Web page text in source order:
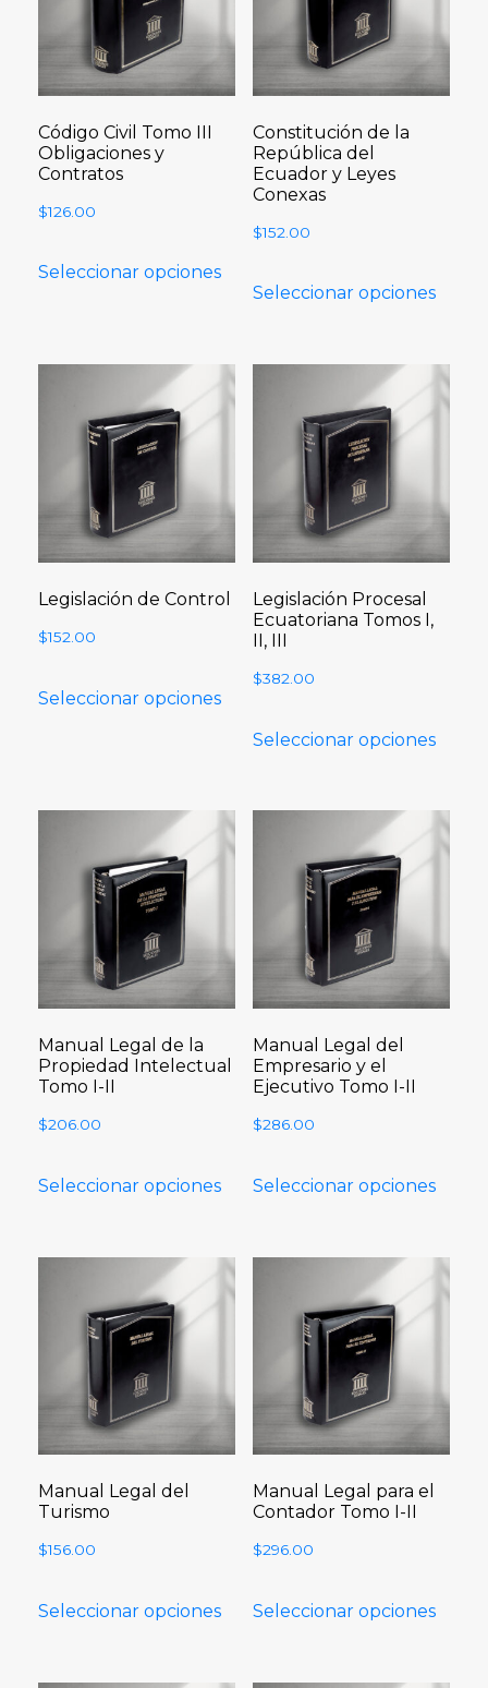
Código Civil Tomo III
Obligaciones y
Contratos
$126.00
Seleccionar opciones
Constitución de la
República del
Ecuador y Leyes
Conexas
$152.00
Seleccionar opciones
Legislación de Control
$152.00
Seleccionar opciones
Legislación Procesal
Ecuatoriana Tomos I,
II, III
$382.00
Seleccionar opciones
Manual Legal de la
Propiedad Intelectual
Tomo I-II
$206.00
Seleccionar opciones
Manual Legal del
Empresario y el
Ejecutivo Tomo I-II
$286.00
Seleccionar opciones
Manual Legal del
Turismo
$156.00
Seleccionar opciones
Manual Legal para el
Contador Tomo I-II
$296.00
Seleccionar opciones